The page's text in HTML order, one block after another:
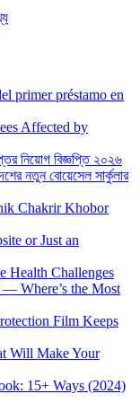
primer préstamo en
Affected by
নিয়োগ বিজ্ঞপ্তি ২০২৬
নতুন বোয়েসেল সার্কুলার
Chakrir Khobor
or Just an
Health Challenges
Where’s the Most
Film Keeps
Will Make Your
15+ Ways (2024)